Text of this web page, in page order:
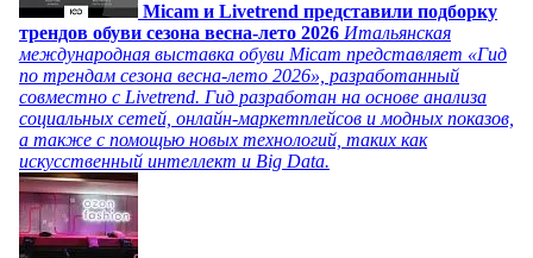
Micam и Livetrend представили подборку
трендов обуви сезона весна-лето 2026 Итальянская
международная выставка обуви Micam представляет «Гид
по трендам сезона весна-лето 2026», разработанный
совместно с Livetrend. Гид разработан на основе анализа
социальных сетей, онлайн-маркетплейсов и модных показов,
а также с помощью новых технологий, таких как
искусственный интеллект и Big Data.